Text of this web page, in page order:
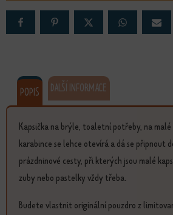
POPIS DALŠÍ INFORMACE
Kapsička na brýle, toaletní potřeby, na malé
karabince se lehce otevírá a dá se připnout
prázdninové cesty, při kterých jsou malé
zuby nebo pastelky vždy třeba.
Budete vlastnit originální pouzdro z